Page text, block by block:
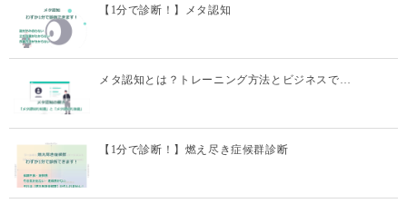
【1分で診断！】メタ認知
メタ認知とは？トレーニング方法とビジネスで…
【1分で診断！】燃え尽き症候群診断